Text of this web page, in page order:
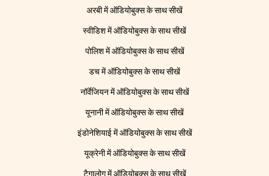
अरबी में ऑडियोबुक्स के साथ सीखें
स्वीडिश में ऑडियोबुक्स के साथ सीखें
पोलिश में ऑडियोबुक्स के साथ सीखें
डच में ऑडियोबुक्स के साथ सीखें
नॉर्वेजियन में ऑडियोबुक्स के साथ सीखें
यूनानी में ऑडियोबुक्स के साथ सीखें
इंडोनेशियाई में ऑडियोबुक्स के साथ सीखें
यूक्रेनी में ऑडियोबुक्स के साथ सीखें
टैगालोग में ऑडियोबुक्स के साथ सीखें